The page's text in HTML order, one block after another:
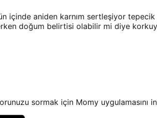
içinde aniden karnım sertleşiyor
doğum belirtisi olabilir mi diye
sormak için Momy uygulamasını